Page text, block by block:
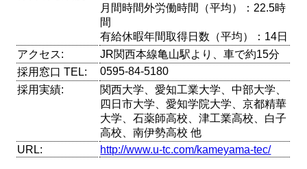
月間時間外労働時間（平均）：22.5時
間
有給休暇年間取得日数（平均）：14日
アクセス:
JR関西本線亀山駅より、車で約15分
採用窓口 TEL:
0595-84-5180
採用実績:
関西大学、愛知工業大学、中部大学、
四日市大学、愛知学院大学、京都精華
大学、石薬師高校、津工業高校、白子
高校、南伊勢高校 他
URL:
http://www.u-tc.com/kameyama-tec/